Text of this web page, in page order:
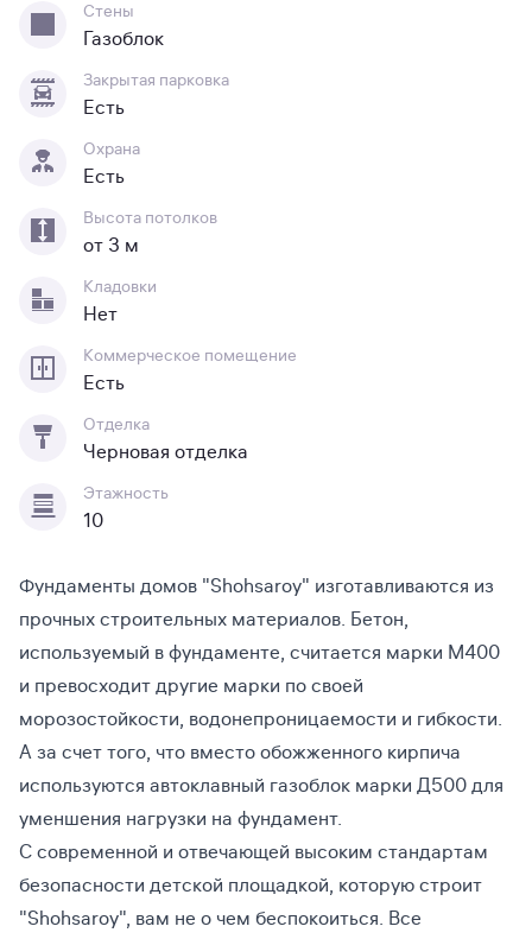
Стены
Газоблок
Закрытая парковка
Есть
Охрана
Есть
Высота потолков
от 3 м
Кладовки
Нет
Коммерческое помещение
Есть
Отделка
Черновая отделка
Этажность
10
Фундаменты домов "Shohsaroy" изготавливаются из
прочных строительных материалов. Бетон,
используемый в фундаменте, считается марки М400
и превосходит другие марки по своей
морозостойкости, водонепроницаемости и гибкости.
А за счет того, что вместо обожженного кирпича
используются автоклавный газоблок марки Д500 для
уменшения нагрузки на фундамент.
С современной и отвечающей высоким стандартам
безопасности детской площадкой, которую строит
"Shohsaroy", вам не о чем беспокоиться. Все